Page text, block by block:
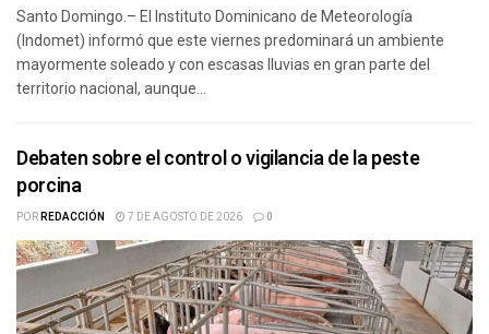
Santo Domingo.– El Instituto Dominicano de Meteorología
(Indomet) informó que este viernes predominará un ambiente
mayormente soleado y con escasas lluvias en gran parte del
territorio nacional, aunque...
Debaten sobre el control o vigilancia de la peste
porcina
PORREDACCIÓN 7 DE AGOSTO DE 2026 0